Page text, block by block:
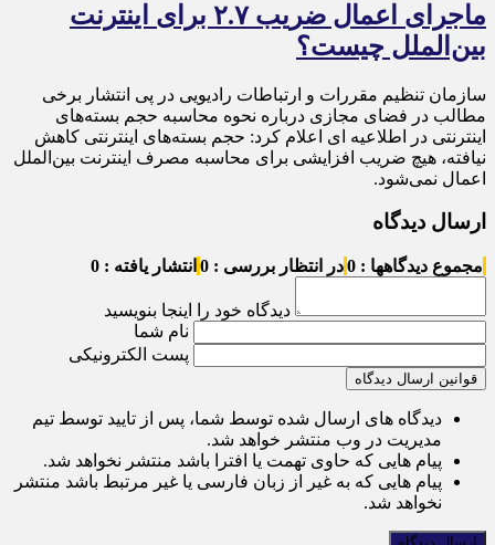
ماجرای اعمال ضریب ۲.۷ برای اینترنت
بین‌الملل چیست؟
سازمان تنظیم مقررات و ارتباطات رادیویی در پی انتشار برخی
مطالب در فضای مجازی درباره نحوه محاسبه حجم بسته‌های
اینترنتی در اطلاعیه ای اعلام کرد: حجم بسته‌های اینترنتی کاهش
نیافته، هیچ ضریب افزایشی برای محاسبه مصرف اینترنت بین‌الملل
اعمال نمی‌شود.
ارسال دیدگاه
مجموع دیدگاهها : 0 در انتظار بررسی : 0 انتشار یافته : 0
دیدگاه خود را اینجا بنویسید
نام شما
پست الکترونیکی
قوانین ارسال دیدگاه
دیدگاه های ارسال شده توسط شما، پس از تایید توسط تیم
مدیریت در وب منتشر خواهد شد.
پیام هایی که حاوی تهمت یا افترا باشد منتشر نخواهد شد.
پیام هایی که به غیر از زبان فارسی یا غیر مرتبط باشد منتشر
نخواهد شد.